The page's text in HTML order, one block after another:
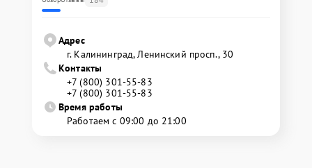
Адрес
г. Калининград, Ленинский просп., 30
Контакты
+7 (800) 301-55-83
+7 (800) 301-55-83
Время работы
Работаем с 09:00 до 21:00